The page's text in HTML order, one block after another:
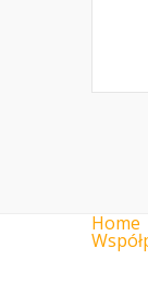
Home